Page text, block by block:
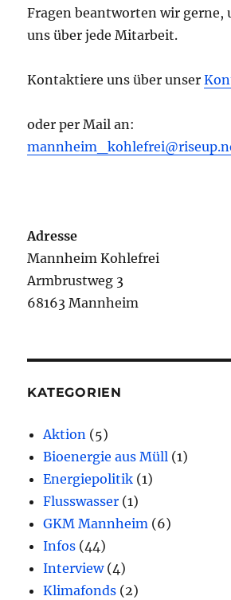
Fragen beantworten wir gerne,
uns über jede Mitarbeit.
Kontaktiere uns über unser
oder per Mail an:
Adresse
Mannheim Kohlefrei
Armbrustweg 3
68163 Mannheim
KATEGORIEN
Aktion (5)
Bioenergie aus Müll (1)
Energiepolitik (1)
Flusswasser (1)
GKM Mannheim (6)
Infos (44)
Interview(4)
Klimafonds (2)